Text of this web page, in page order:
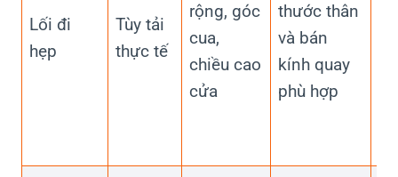
Lối đi
hẹp
Tùy tải
thực tế
rộng, góc
cua,
chiều cao
cửa
thước thân
và bán
kính quay
phù hợp